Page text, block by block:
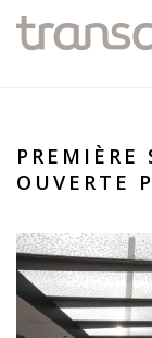
PREMIÈRE
OUVERTE
Panneau de gestion